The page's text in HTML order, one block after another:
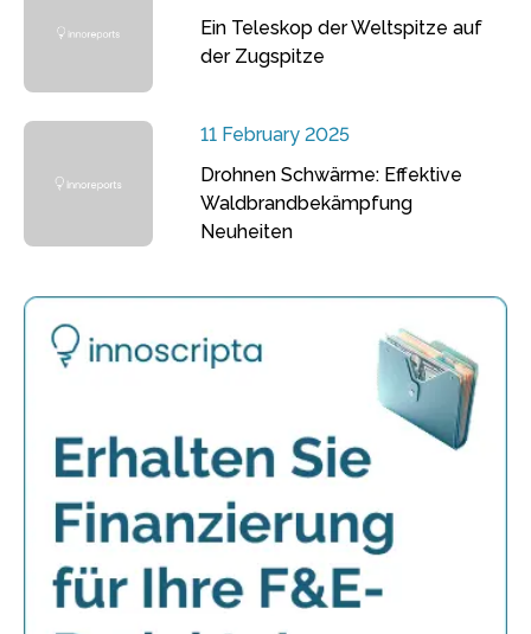
Ein Teleskop der Weltspitze auf
der Zugspitze
11 February 2025
Drohnen Schwärme: Effektive
Waldbrandbekämpfung
Neuheiten